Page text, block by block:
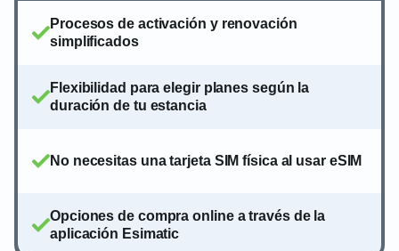
Procesos de activación y renovación
simplificados
Flexibilidad para elegir planes según la
duración de tu estancia
No necesitas una tarjeta SIM física al usar eSIM
Opciones de compra online a través de la
aplicación Esimatic